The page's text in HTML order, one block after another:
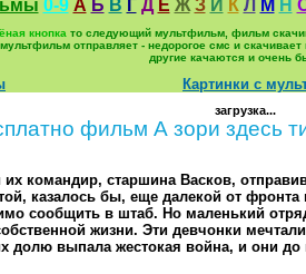
0-9 А Б В Г Д Е Ж З И К Л М Н
кнопка то следующий мультфильм, фильм
отправляет - недорогое смс и
другие качаются и очень
Картинки с
загрузка...
фильм А зори здесь
командир, старшина Васков,
казалось бы, еще далекой от фронта
сообщить в штаб. Но маленький
жизни. Эти девчонки
долю выпала жестокая война, и они